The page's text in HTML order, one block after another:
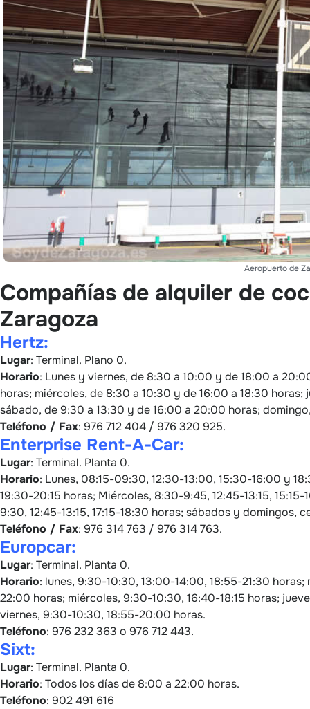
Aeropuerto de
Compañías de alquiler de
Zaragoza
Hertz:
Lugar: Terminal. Plano 0.
Horario: Lunes y viernes, de 8:30 a 10:00 y de 18:00 a
horas; miércoles, de 8:30 a 10:30 y de 16:00 a 18:30
sábado, de 9:30 a 13:30 y de 16:00 a 20:00 horas;
Teléfono / Fax: 976 712 404 / 976 320 925.
Enterprise Rent-A-Car:
Lugar: Terminal. Planta 0.
Horario: Lunes, 08:15-09:30, 12:30-13:00, 15:30-16:00 y
19:30-20:15 horas; Miércoles, 8:30-9:45, 12:45-13:15,
9:30, 12:45-13:15, 17:15-18:30 horas; sábados y domingos,
Teléfono / Fax: 976 314 763 / 976 314 763.
Europcar:
Lugar: Terminal. Planta 0.
Horario: lunes, 9:30-10:30, 13:00-14:00, 18:55-21:30
22:00 horas; miércoles, 9:30-10:30, 16:40-18:15 horas;
viernes, 9:30-10:30, 18:55-20:00 horas.
Teléfono: 976 232 363 o 976 712 443.
Sixt:
Lugar: Terminal. Planta 0.
Horario: Todos los días de 8:00 a 22:00 horas.
Teléfono: 902 491 616